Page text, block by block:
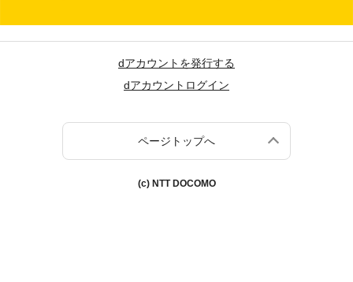
dアカウントを発行する
dアカウントログイン
ページトップへ
(c) NTT DOCOMO